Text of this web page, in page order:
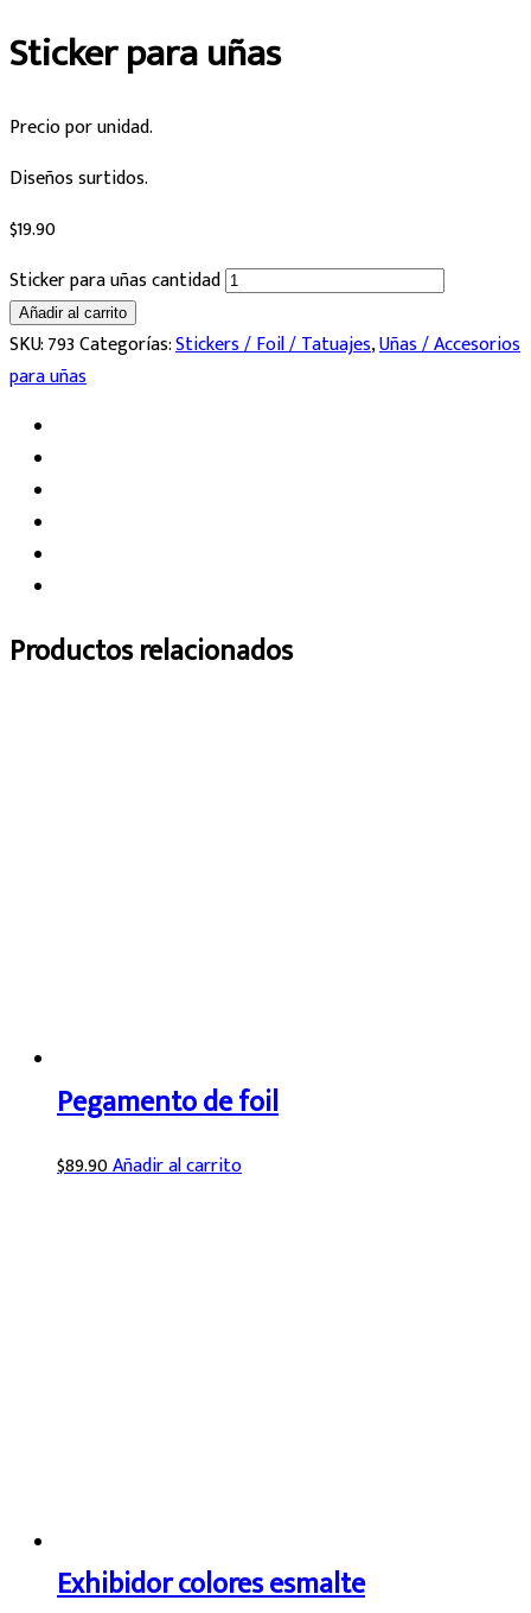
Sticker para uñas
Precio por unidad.
Diseños surtidos.
$19.90
Sticker para uñas cantidad
Añadir al carrito
SKU:793Categorías:Stickers / Foil / Tatuajes,Uñas / Accesorios
para uñas
Productos relacionados
Pegamento de foil
$89.90Añadir al carrito
Exhibidor colores esmalte